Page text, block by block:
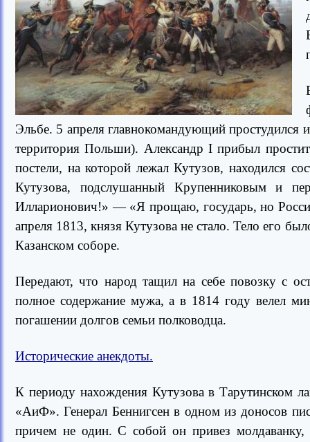
Эльбе. 5 апреля главнокомандующий простудился
территория Польши). Александр I прибыл
постели, на которой лежал Кутузов, находился
Кутузова, подслушанный Крупенниковым и
Илларионович!» — «Я прощаю, государь, но
апреля 1813, князя Кутузова не стало. Тело его
Казанском соборе.
Передают, что народ тащил на себе повозку с
полное содержание мужа, а в 1814 году велел
погашении долгов семьи полководца.
Исторические анекдоты.
К периоду нахождения Кутузова в Тарутинском
«АиФ». Генерал Беннигсен в одном из доносов
причем не один. С собой он привез молдаванку,